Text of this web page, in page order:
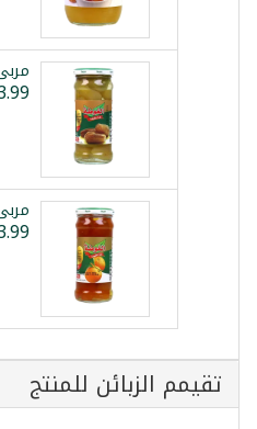
تقيمم الزبائن للمنتج